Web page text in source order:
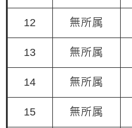
12 無所属
13 無所属
14 無所属
15 無所属